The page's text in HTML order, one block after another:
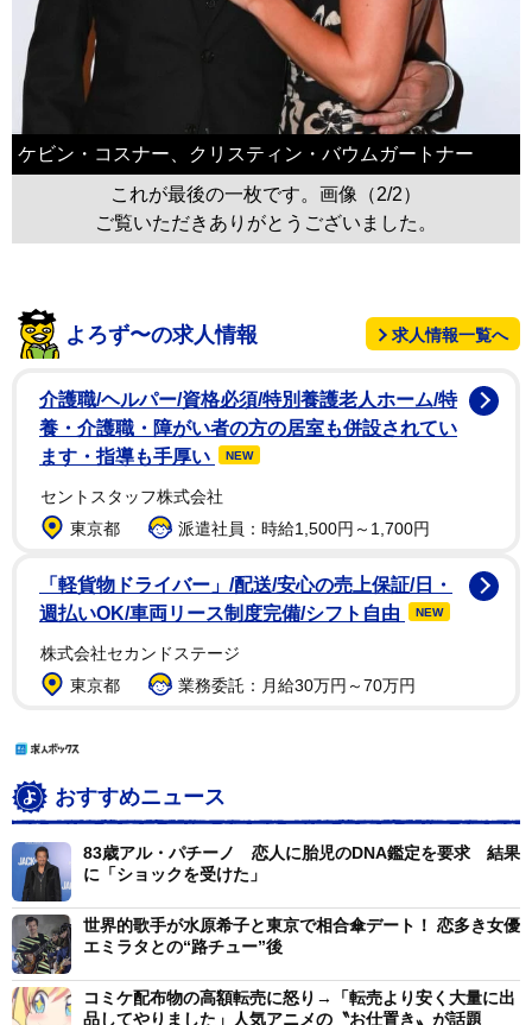
ケビン・コスナー、クリスティン・バウムガートナー
これが最後の一枚です。画像（2/2）
ご覧いただきありがとうございました。
よろず〜の求人情報 求人情報一覧へ
介護職/ヘルパー/資格必須/特別養護老人ホーム/特
養・介護職・障がい者の方の居室も併設されてい
ます・指導も手厚い
NEW
セントスタッフ株式会社
東京都
派遣社員：時給1,500円～1,700円
「軽貨物ドライバー」/配送/安心の売上保証/日・
週払いOK/車両リース制度完備/シフト自由
NEW
株式会社セカンドステージ
東京都
業務委託：月給30万円～70万円
おすすめニュース
83歳アル・パチーノ 恋人に胎児のDNA鑑定を要求 結果
に「ショックを受けた」
世界的歌手が水原希子と東京で相合傘デート！ 恋多き女優
エミラタとの“路チュー”後
コミケ配布物の高額転売に怒り→「転売より安く大量に出
品してやりました」人気アニメの〝お仕置き〟が話題